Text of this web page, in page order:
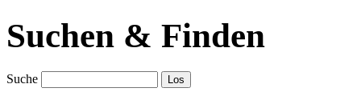
Suchen & Finden
Suche